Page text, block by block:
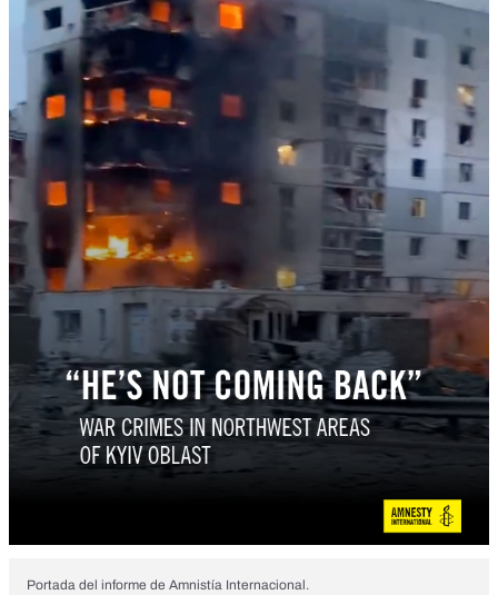
Portada del informe de Amnistía Internacional.